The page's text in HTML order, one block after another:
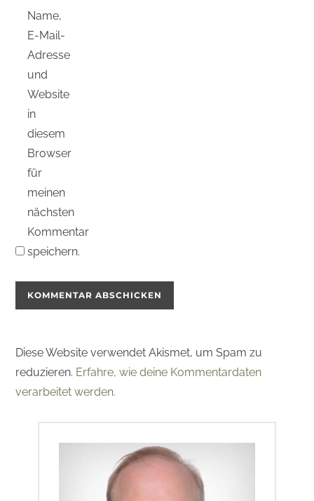
Name,
E-Mail-
Adresse
und
Website
in
diesem
Browser
für
meinen
nächsten
Kommentar
speichern.
Diese Website verwendet Akismet, um Spam zu
reduzieren. Erfahre, wie deine Kommentardaten
verarbeitet werden.